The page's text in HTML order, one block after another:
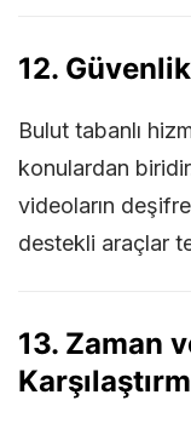
12.
Bulut tabanlı
konulardan
videoların
destekli araçlar
13. Zaman